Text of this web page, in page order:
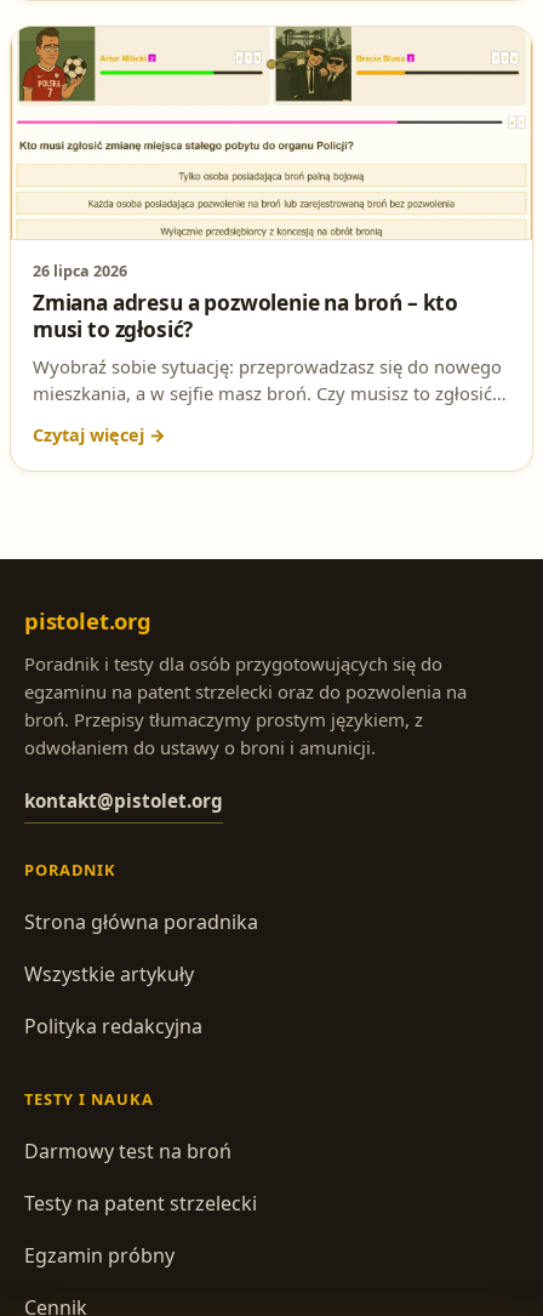
26 lipca 2026
Zmiana adresu a pozwolenie na broń – kto
musi to zgłosić?
Wyobraź sobie sytuację: przeprowadzasz się do nowego
mieszkania, a w sejfie masz broń. Czy musisz to zgłosić?
odpowiedź, i przygotuj się do egzaminu na patent
strzelecki!
pistolet.org
Poradnik i testy dla osób przygotowujących się do
egzaminu na patent strzelecki oraz do pozwolenia na
broń. Przepisy tłumaczymy prostym językiem, z
odwołaniem do ustawy o broni i amunicji.
kontakt@pistolet.org
PORADNIK
Strona główna poradnika
Wszystkie artykuły
Polityka redakcyjna
TESTY I NAUKA
Darmowy test na broń
Testy na patent strzelecki
Egzamin próbny
Cennik